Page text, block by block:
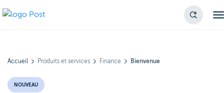
Accueil Produits et services Finance Bienvenue
NOUVEAU